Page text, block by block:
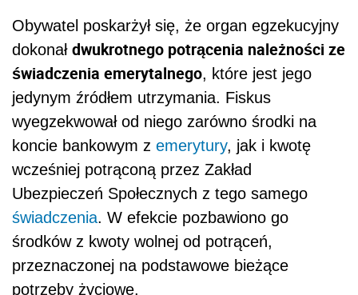
Obywatel poskarżył się, że organ egzekucyjny
dokonał dwukrotnego potrącenia należności ze
świadczenia emerytalnego, które jest jego
jedynym źródłem utrzymania. Fiskus
wyegzekwował od niego zarówno środki na
koncie bankowym z emerytury, jak i kwotę
wcześniej potrąconą przez Zakład
Ubezpieczeń Społecznych z tego samego
świadczenia. W efekcie pozbawiono go
środków z kwoty wolnej od potrąceń,
przeznaczonej na podstawowe bieżące
potrzeby życiowe.